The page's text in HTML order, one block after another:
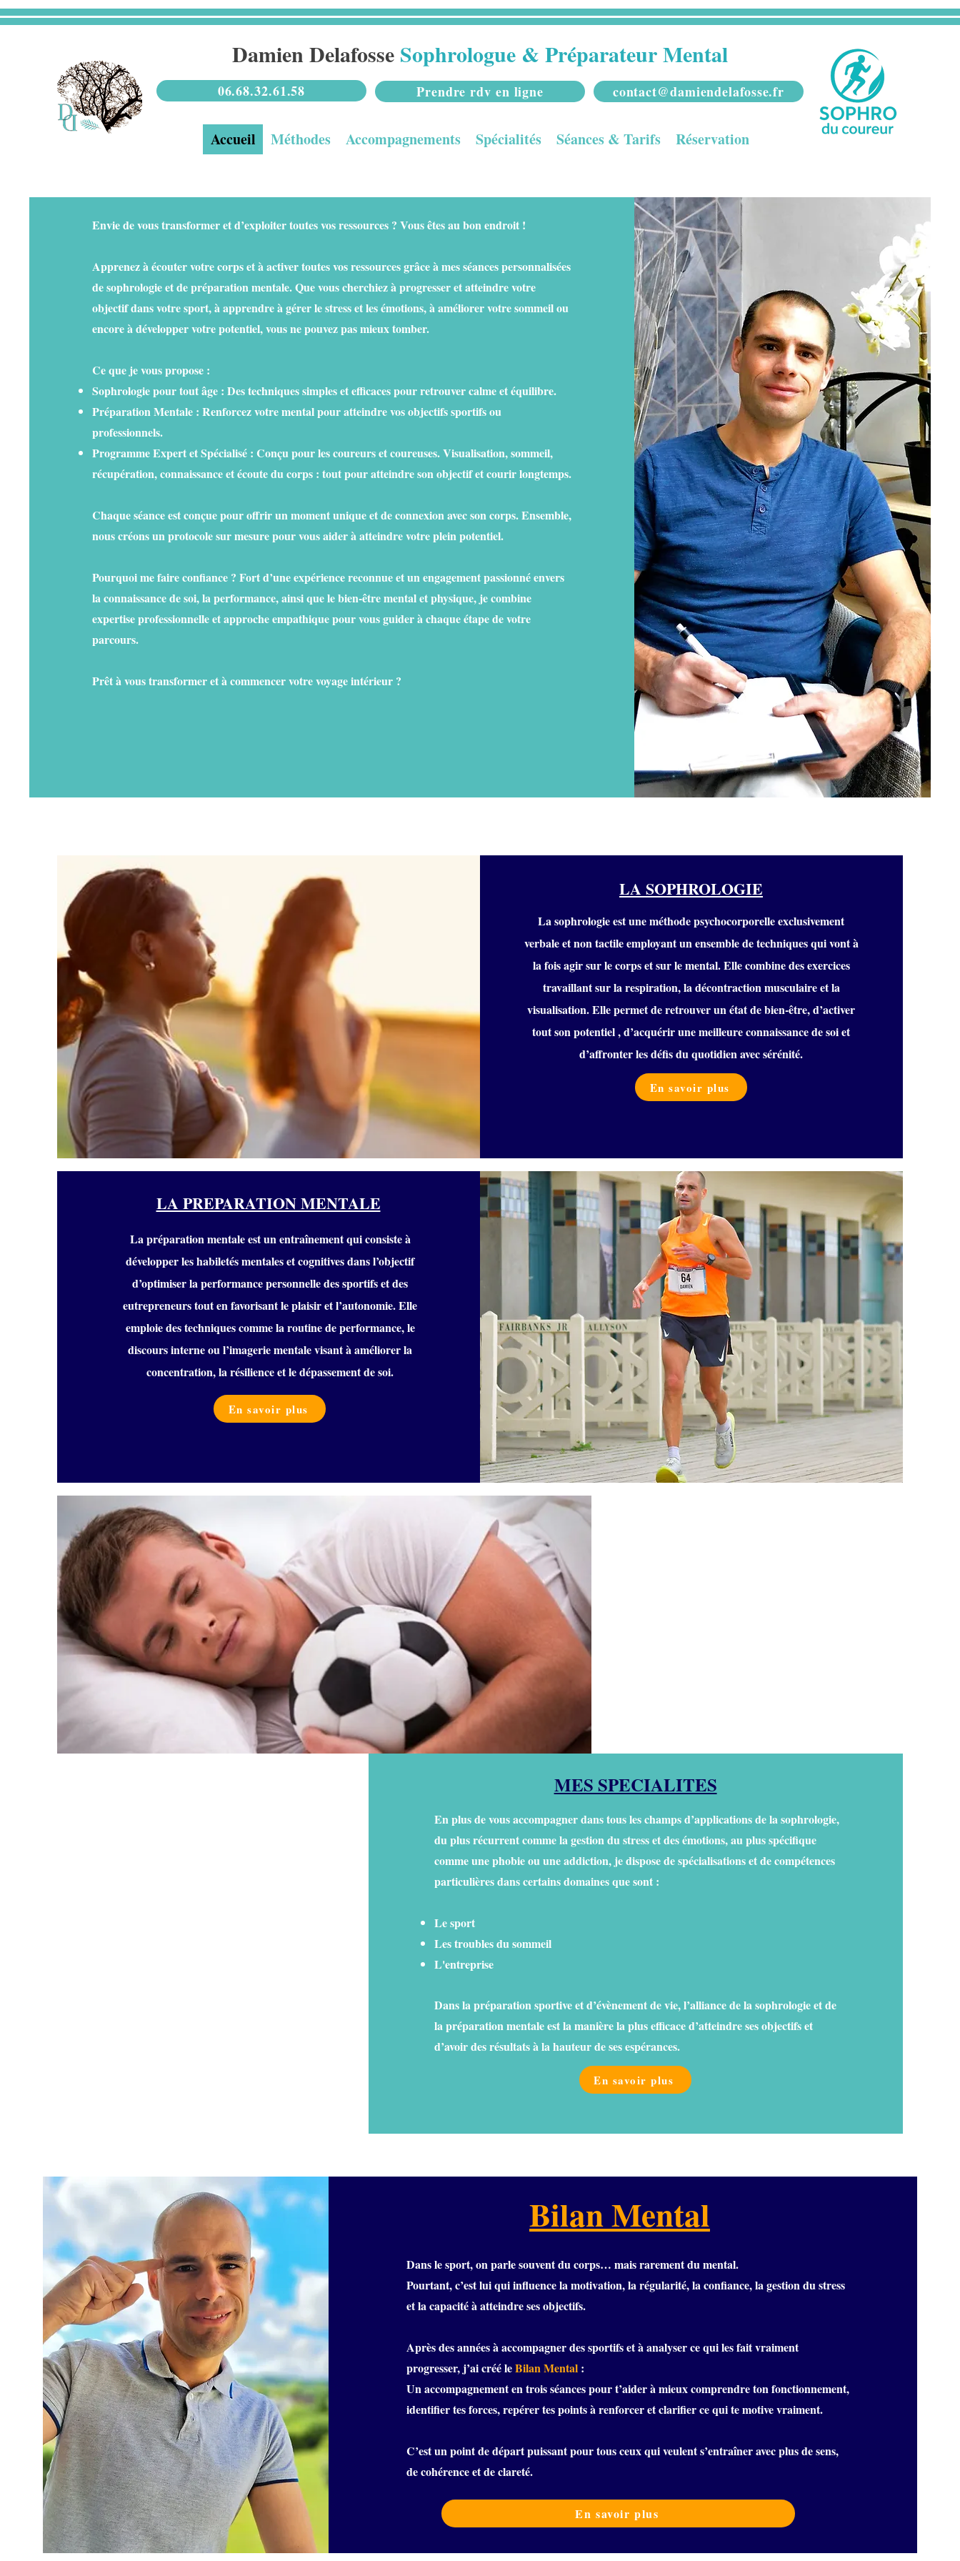
Damien Delafosse Sophrologue & Préparateur Mental
06.68.32.61.58 Prendre rdv en ligne contact@damiendelafosse.fr
Accueil Méthodes Accompagnements Spécialités Séances & Tarifs Réservation
Envie de vous transformer et d’exploiter toutes vos ressources ? Vous êtes au bon endroit !
​Apprenez à écouter votre corps et à activer toutes vos ressources grâce à mes séances personnalisées
de sophrologie et de préparation mentale. Que vous cherchiez à progresser et atteindre votre
objectif dans votre sport, à apprendre à gérer le stress et les émotions, à améliorer votre sommeil ou
encore à développer votre potentiel, vous ne pouvez pas mieux tomber.
​Ce que je vous propose :
Sophrologie pour tout âge : Des techniques simples et efficaces pour retrouver calme et équilibre.
Préparation Mentale : Renforcez votre mental pour atteindre vos objectifs sportifs ou
professionnels.
Programme Expert et Spécialisé : Conçu pour les coureurs et coureuses. Visualisation, sommeil,
récupération, connaissance et écoute du corps : tout pour atteindre son objectif et courir longtemps.
​Chaque séance est conçue pour offrir un moment unique et de connexion avec son corps. Ensemble,
nous créons un protocole sur mesure pour vous aider à atteindre votre plein potentiel.
​Pourquoi me faire confiance ? Fort d’une expérience reconnue et un engagement passionné envers
la connaissance de soi, la performance, ainsi que le bien-être mental et physique, je combine
expertise professionnelle et approche empathique pour vous guider à chaque étape de votre
parcours.
Prêt à vous transformer et à commencer votre voyage intérieur ?
LA SOPHROLOGIE
La sophrologie est une méthode psychocorporelle exclusivement
verbale et non tactile employant un ensemble de techniques qui vont à
la fois agir sur le corps et sur le mental. Elle combine des exercices
travaillant sur la respiration, la décontraction musculaire et la
visualisation. Elle permet de retrouver un état de bien-être, d’activer
tout son potentiel , d’acquérir une meilleure connaissance de soi et
d’affronter les défis du quotidien avec sérénité.
En savoir plus
LA PREPARATION MENTALE
La préparation mentale est un entraînement qui consiste à
développer les habiletés mentales et cognitives dans l’objectif
d’optimiser la performance personnelle des sportifs et des
eutrepreneurs tout en favorisant le plaisir et l’autonomie. Elle
emploie des techniques comme la routine de performance, le
discours interne ou l’imagerie mentale visant à améliorer la
concentration, la résilience et le dépassement de soi.
En savoir plus
MES SPECIALITES
En plus de vous accompagner dans tous les champs d’applications de la sophrologie,
du plus récurrent comme la gestion du stress et des émotions, au plus spécifique
comme une phobie ou une addiction, je dispose de spécialisations et de compétences
particulières dans certains domaines que sont :
Le sport
Les troubles du sommeil
L'entreprise
Dans la préparation sportive et d’évènement de vie, l’alliance de la sophrologie et de
la préparation mentale est la manière la plus efficace d’atteindre ses objectifs et
d’avoir des résultats à la hauteur de ses espérances.
En savoir plus
Bilan Mental
Dans le sport, on parle souvent du corps… mais rarement du mental.
Pourtant, c’est lui qui influence la motivation, la régularité, la confiance, la gestion du stress
et la capacité à atteindre ses objectifs.
Après des années à accompagner des sportifs et à analyser ce qui les fait vraiment
progresser, j’ai créé leBilan Mental :
Un accompagnement en trois séances pour t’aider à mieux comprendre ton fonctionnement,
identifier tes forces, repérer tes points à renforcer et clarifier ce qui te motive vraiment.
C’est un point de départ puissant pour tous ceux qui veulent s’entraîner avec plus de sens,
de cohérence et de clareté.
En savoir plus